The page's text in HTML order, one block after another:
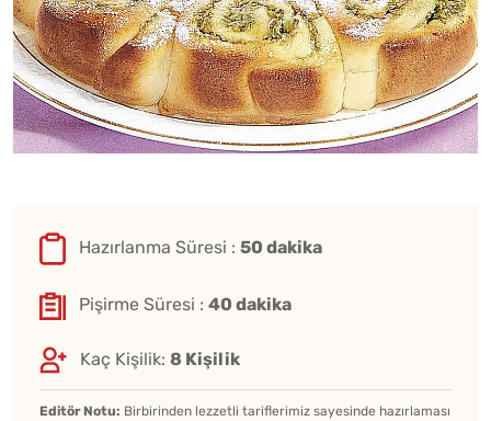
Hazırlanma Süresi : 50 dakika
Pişirme Süresi : 40 dakika
Kaç Kişilik: 8 Kişilik
Editör Notu: Birbirinden lezzetli tariflerimiz sayesinde hazırlaması